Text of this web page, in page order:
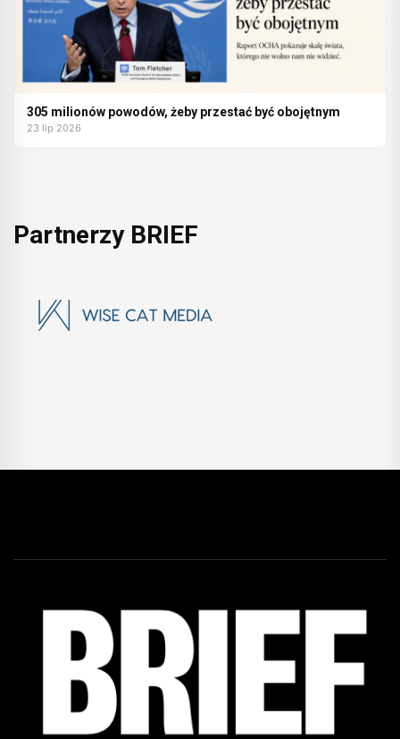
305 milionów powodów, żeby przestać być obojętnym
23 lip 2026
Partnerzy BRIEF